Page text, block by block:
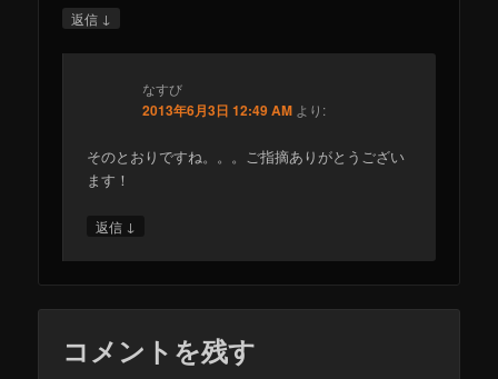
返信 ↓
なすび
2013年6月3日 12:49 AM より:
そのとおりですね。。。ご指摘ありがとうござい
ます！
返信 ↓
コメントを残す